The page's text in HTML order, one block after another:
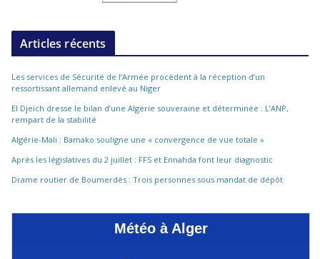
Articles récents
Les services de Sécurité de l’Armée procèdent à la réception d’un
ressortissant allemand enlevé au Niger
El Djeïch dresse le bilan d’une Algérie souveraine et déterminée : L’ANP,
rempart de la stabilité
Algérie-Mali : Bamako souligne une « convergence de vue totale »
Après les législatives du 2 juillet : FFS et Ennahda font leur diagnostic
Drame routier de Boumerdès : Trois personnes sous mandat de dépôt
Météo à Alger